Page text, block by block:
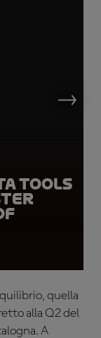
Tools
quella
alla Q2 del
A